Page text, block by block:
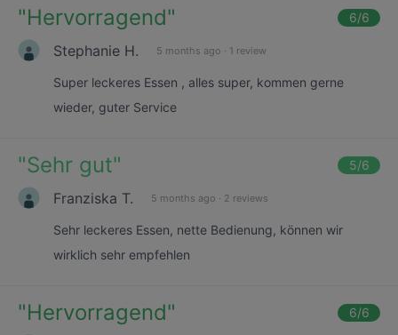
"Hervorragend" 6/6
Stephanie H. 5 months ago · 1 review
Super leckeres Essen , alles super, kommen gerne
wieder, guter Service
"Sehr gut" 5/6
Franziska T. 5 months ago · 2 reviews
Sehr leckeres Essen, nette Bedienung, können wir
wirklich sehr empfehlen
"Hervorragend" 6/6